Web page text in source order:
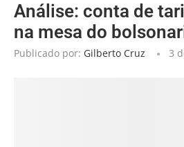
Análise: conta de
na mesa do
Publicado por: Gilberto Cruz 3